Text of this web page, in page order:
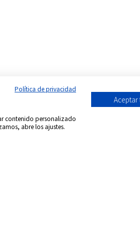
Política de privacidad
contenido personalizado
abre los ajustes.